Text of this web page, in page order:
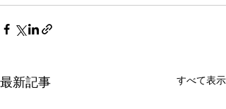
最新記事 すべて表示